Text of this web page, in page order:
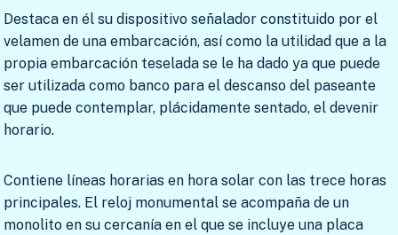
Destaca en él su dispositivo señalador constituido por el
velamen de una embarcación, así como la utilidad que a la
propia embarcación teselada se le ha dado ya que puede
ser utilizada como banco para el descanso del paseante
que puede contemplar, plácidamente sentado, el devenir
horario.
Contiene líneas horarias en hora solar con las trece horas
principales. El reloj monumental se acompaña de un
monolito en su cercanía en el que se incluye una placa